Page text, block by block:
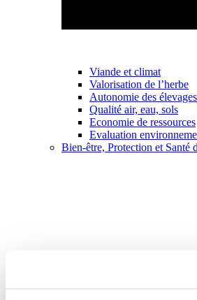
Viande et climat
Valorisation de l’herbe
Autonomie des élevages
Qualité air, eau, sols
Economie de ressources
Evaluation
Bien-être, Protection et Santé